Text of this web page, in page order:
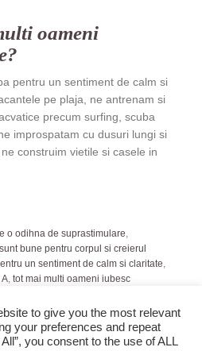
oameni
pentru un sentiment de calm si
pe plaja, ne antrenam si
precum surfing, scuba
improspatam cu dusuri lungi si
construim vietile si casele in
o odihna de suprastimulare,
bune pentru corpul si creierul
un sentiment de calm si claritate,
, tot mai multi oameni iubesc
to give you the most relevant
your preferences and repeat
you consent to the use of ALL